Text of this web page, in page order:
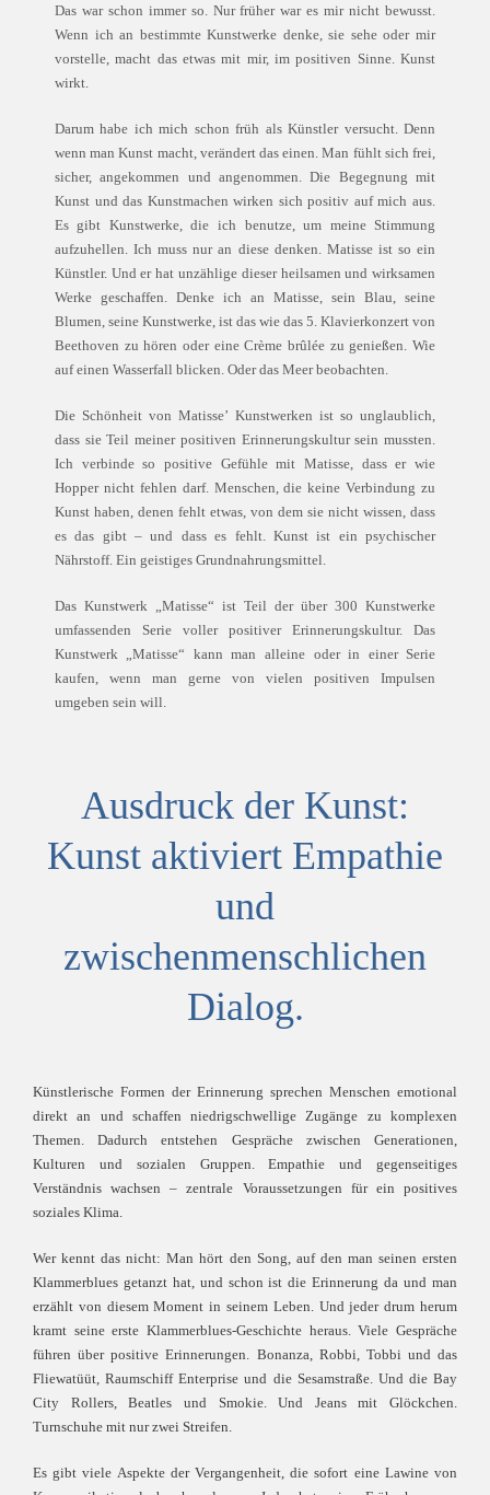
Das war schon immer so. Nur früher war es mir nicht bewusst.
Wenn ich an bestimmte Kunstwerke denke, sie sehe oder mir
vorstelle, macht das etwas mit mir, im positiven Sinne. Kunst
wirkt.
Darum habe ich mich schon früh als Künstler versucht. Denn
wenn man Kunst macht, verändert das einen. Man fühlt sich frei,
sicher, angekommen und angenommen. Die Begegnung mit
Kunst und das Kunstmachen wirken sich positiv auf mich aus.
Es gibt Kunstwerke, die ich benutze, um meine Stimmung
aufzuhellen. Ich muss nur an diese denken. Matisse ist so ein
Künstler. Und er hat unzählige dieser heilsamen und wirksamen
Werke geschaffen. Denke ich an Matisse, sein Blau, seine
Blumen, seine Kunstwerke, ist das wie das 5. Klavierkonzert von
Beethoven zu hören oder eine Crème brûlée zu genießen. Wie
auf einen Wasserfall blicken. Oder das Meer beobachten.
Die Schönheit von Matisse’ Kunstwerken ist so unglaublich,
dass sie Teil meiner positiven Erinnerungskultur sein mussten.
Ich verbinde so positive Gefühle mit Matisse, dass er wie
Hopper nicht fehlen darf. Menschen, die keine Verbindung zu
Kunst haben, denen fehlt etwas, von dem sie nicht wissen, dass
es das gibt – und dass es fehlt. Kunst ist ein psychischer
Nährstoff. Ein geistiges Grundnahrungsmittel.
Das Kunstwerk „Matisse“ ist Teil der über 300 Kunstwerke
umfassenden Serie voller positiver Erinnerungskultur. Das
Kunstwerk „Matisse“ kann man alleine oder in einer Serie
kaufen, wenn man gerne von vielen positiven Impulsen
umgeben sein will.
Ausdruck der Kunst:
Kunst aktiviert Empathie
und
zwischenmenschlichen
Dialog.
Künstlerische Formen der Erinnerung sprechen Menschen emotional
direkt an und schaffen niedrigschwellige Zugänge zu komplexen
Themen. Dadurch entstehen Gespräche zwischen Generationen,
Kulturen und sozialen Gruppen. Empathie und gegenseitiges
Verständnis wachsen – zentrale Voraussetzungen für ein positives
soziales Klima.
Wer kennt das nicht: Man hört den Song, auf den man seinen ersten
Klammerblues getanzt hat, und schon ist die Erinnerung da und man
erzählt von diesem Moment in seinem Leben. Und jeder drum herum
kramt seine erste Klammerblues-Geschichte heraus. Viele Gespräche
führen über positive Erinnerungen. Bonanza, Robbi, Tobbi und das
Fliewatüüt, Raumschiff Enterprise und die Sesamstraße. Und die Bay
City Rollers, Beatles und Smokie. Und Jeans mit Glöckchen.
Turnschuhe mit nur zwei Streifen.
Es gibt viele Aspekte der Vergangenheit, die sofort eine Lawine von